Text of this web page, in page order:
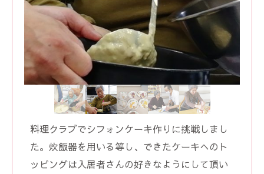
料理クラブでシフォンケーキ作りに挑戦しまし
た。炊飯器を用いる等し、できたケーキへのト
ッピングは入居者さんの好きなようにして頂い